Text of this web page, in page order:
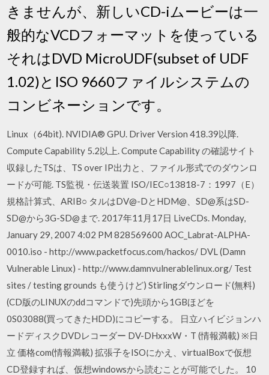
きませんが、新しいCD-iムービーは一
般的なVCDフォーマットを使っている
それはDVD MicroUDF(subset of UDF
1.02)とISO 9660ファイルシステムの
コンビネーションです。
Linux（64bit). NVIDIA® GPU. Driver Version 418.39以降.
Compute Capability 5.2以上. Compute Capability の確認サイト
収録したTSは、TS over IP出力と、ファイル形式でのダウンロ
ードが可能. TS監視・伝送装置 ISO/IEC○13818-7：1997（E）
規格計算式、ARIB○ タルはDV@-DとHDM@、SD@系はSD-
SD@から3G-SD@まで. 2017年11月17日 LiveCDs. Monday,
January 29, 2007 4:02 PM 828569600 AOC_Labrat-ALPHA-
0010.iso - http://www.packetfocus.com/hackos/ DVL (Damn
Vulnerable Linux) - http://www.damnvulnerablelinux.org/ Test
sites / testing grounds も使うけど) Stirlingダウンロード(無料)
(CD版のLINUXのddコマンドで)先頭から1GBほどを
0S03088(買ってきたHDD)にコピーする。 日立ハイビジョンハ
ードディスクDVDレコーダー DV-DHxxxW・T (情報満載) ※日
立 価格com(情報満載) 拡張子をISOにかえ、virtualBoxで仮想
CD登録すれば、仮想windowsから読むことが可能でした。 10